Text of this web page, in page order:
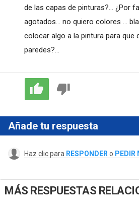
de las capas de pinturas?... ¿Por
agotados... no quiero colores ...
colocar algo a la pintura para que
paredes?...
Añade tu respuesta
Haz clic para RESPONDER o PEDIR
MÁS RESPUESTAS